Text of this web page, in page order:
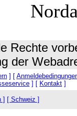
Rechte
der
] [
] [ Kontakt ]
] [ Schweiz ]